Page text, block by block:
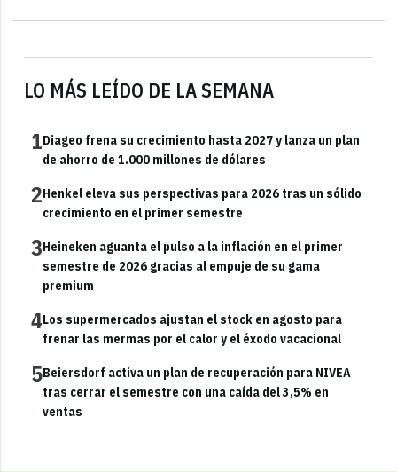
LO MÁS LEÍDO DE LA SEMANA
1Diageo frena su crecimiento hasta 2027 y lanza un plan
de ahorro de 1.000 millones de dólares
2Henkel eleva sus perspectivas para 2026 tras un sólido
crecimiento en el primer semestre
3Heineken aguanta el pulso a la inflación en el primer
semestre de 2026 gracias al empuje de su gama
premium
4Los supermercados ajustan el stock en agosto para
frenar las mermas por el calor y el éxodo vacacional
5Beiersdorf activa un plan de recuperación para NIVEA
tras cerrar el semestre con una caída del 3,5% en
ventas